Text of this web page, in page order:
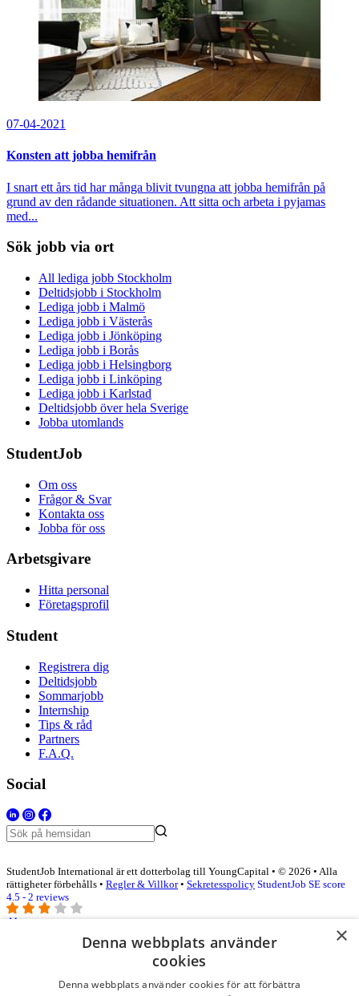
07-04-2021
Konsten att jobba hemifrån
I snart ett års tid har många blivit tvungna att jobba hemifrån på
grund av den rådande situationen. Att sitta och arbeta i pyjamas
med...
Sök jobb via ort
All lediga jobb Stockholm
Deltidsjobb i Stockholm
Lediga jobb i Malmö
Lediga jobb i Västerås
Lediga jobb i Jönköping
Lediga jobb i Borås
Lediga jobb i Helsingborg
Lediga jobb i Linköping
Lediga jobb i Karlstad
Deltidsjobb över hela Sverige
Jobba utomlands
StudentJob
Om oss
Frågor & Svar
Kontakta oss
Jobba för oss
Arbetsgivare
Hitta personal
Företagsprofil
Student
Registrera dig
Deltidsjobb
Sommarjobb
Internship
Tips & råd
Partners
F.A.Q.
Social
StudentJob International är ett dotterbolag till YoungCapital • © 2026 • Alla
rättigheter förbehålls • Regler & Villkor• Sekretesspolicy StudentJob SE score
4.5 - 2 reviews
×
Denna webbplats använder
cookies
Denna webbplats använder cookies för att förbättra